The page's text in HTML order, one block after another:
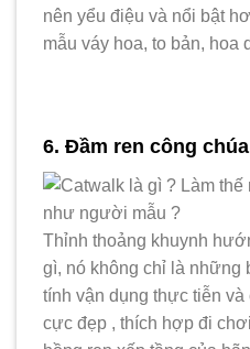
nên yểu điệu và nổi bật
mẫu váy hoa, to bản, hoa
6. Đầm ren công chúa
Thỉnh thoảng khuynh
gì, nó không chỉ là những
tính vận dụng thực tiễn
cực đẹp , thích hợp đi